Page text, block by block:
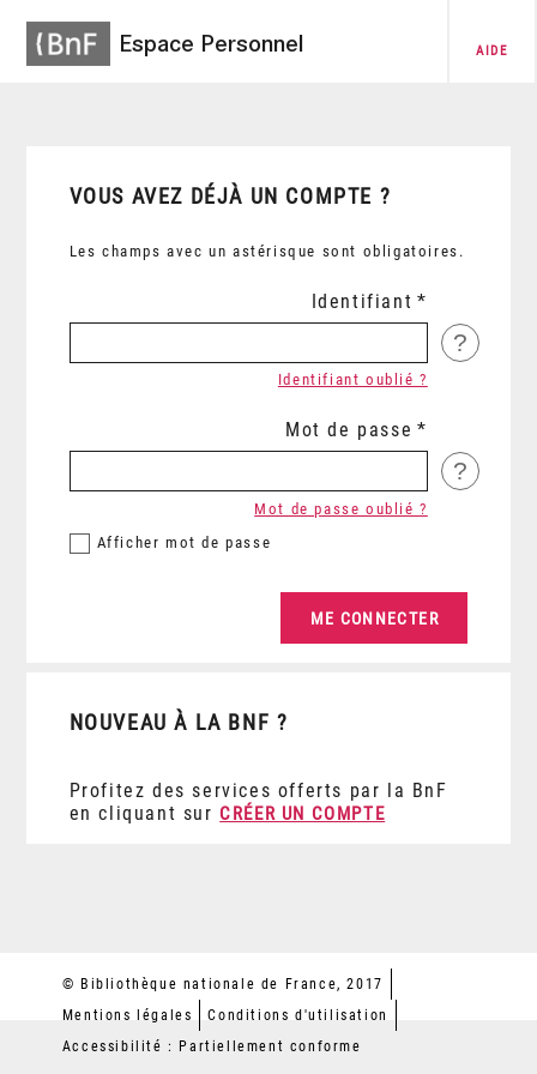
Espace Personnel AIDE
VOUS AVEZ DÉJÀ UN COMPTE ?
Les champs avec un astérisque sont obligatoires.
Identifiant
?
Identifiant oublié ?
Mot de passe
?
Afficher mot de passe
Mot de passe oublié ?
NOUVEAU À LA BNF ?
Profitez des services offerts par la BnF
en cliquant sur CRÉER UN COMPTE
© Bibliothèque nationale de France, 2017
Mentions légales
Conditions d'utilisation
Accessibilité : Partiellement conforme